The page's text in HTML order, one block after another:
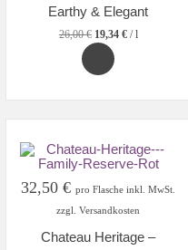
Earthy & Elegant
26,00€ 19,34 €/l
32,50€ pro Flasche inkl. MwSt.
zzgl. Versandkosten
Chateau Heritage –